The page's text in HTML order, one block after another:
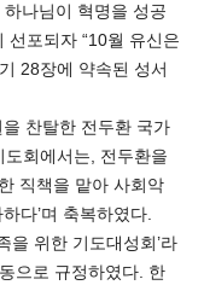
나님이 혁명을 성공
선포되자 “10월 유신은
28장에 약속된 성서
찬탈한 전두환 국가
회에서는, 전두환을
직책을 맡아 사회악
다’며 축복하였다.
을 위한 기도대성회’라
으로 규정하였다. 한